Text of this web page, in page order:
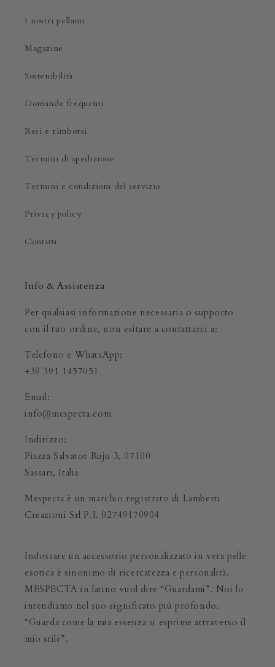
I nostri pellami
Magazine
Sostenibilità
Domande frequenti
Resi e rimborsi
Termini di spedizione
Termini e condizioni del servizio
Privacy policy
Contatti
Info & Assistenza
Per qualsiasi informazione necessaria o supporto
con il tuo ordine, non esitare a contattarci a:
Telefono e WhatsApp:
+39 391 1457051
Email:
info@mespecta.com
Indirizzo:
Piazza Salvator Ruju 3, 07100
Sassari, Italia
Mespecta è un marchio registrato di Lamberti
Creazioni Srl P.I. 02749170904
Indossare un accessorio personalizzato in vera pelle
esotica è sinonimo di ricercatezza e personalità.
MESPECTA in latino vuol dire “Guardami”. Noi lo
intendiamo nel suo significato più profondo.
“Guarda come la mia essenza si esprime attraverso il
mio stile”.